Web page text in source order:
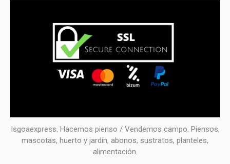
Isgoaexpress. Hacemos pienso / Vendemos campo. Piensos,
mascotas, huerto y jardín, abonos, sustratos, planteles,
alimentación.